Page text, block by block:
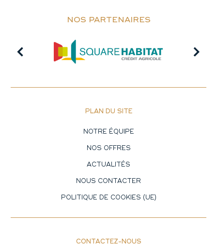
NOS PARTENAIRES
PLAN DU SITE
NOTRE ÉQUIPE
NOS OFFRES
ACTUALITÉS
NOUS CONTACTER
POLITIQUE DE COOKIES (UE)
CONTACTEZ-NOUS